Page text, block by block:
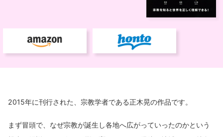
2015年に刊行された、宗教学者である正木晃の作品です。
まず冒頭で、なぜ宗教が誕生し各地へ広がっていったのかという